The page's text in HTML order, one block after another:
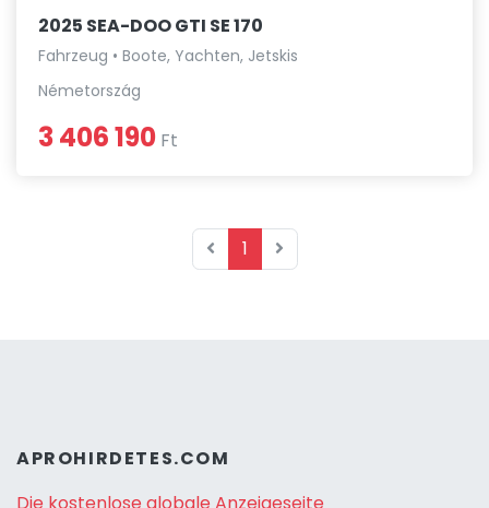
2025 SEA-DOO GTI SE 170
Fahrzeug • Boote, Yachten, Jetskis
Németország
3 406 190 Ft
1
APROHIRDETES.COM